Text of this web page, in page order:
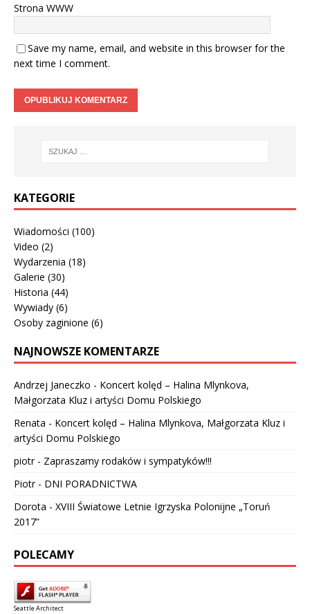
Strona WWW
Save my name, email, and website in this browser for the
next time I comment.
KATEGORIE
Wiadomości (100)
Video (2)
Wydarzenia (18)
Galerie (30)
Historia (44)
Wywiady (6)
Osoby zaginione (6)
NAJNOWSZE KOMENTARZE
Andrzej Janeczko - Koncert kolęd – Halina Mlynkova,
Małgorzata Kluz i artyści Domu Polskiego
Renata - Koncert kolęd – Halina Mlynkova, Małgorzata Kluz i
artyści Domu Polskiego
piotr- Zapraszamy rodaków i sympatyków!!!
Piotr- DNI PORADNICTWA
Dorota - XVIII Światowe Letnie Igrzyska Polonijne „Toruń
2017”
POLECAMY
Seattle Architect